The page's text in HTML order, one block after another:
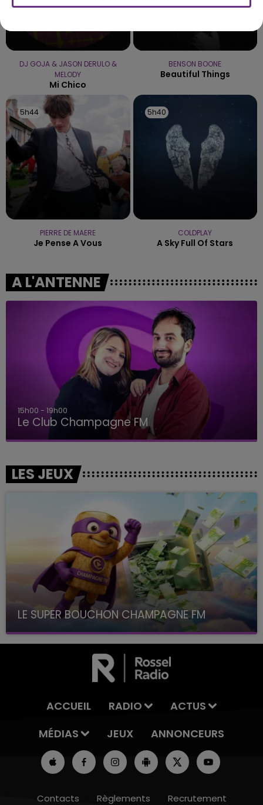
DJ GOJA & JASON DERULO &
MELODY
Mi Chico
BENSON BOONE
Beautiful Things
5h44
5h44
PIERRE DE MAERE
Je Pense A Vous
5h40
5h40
COLDPLAY
A Sky Full Of Stars
A L'ANTENNE
15h00 - 19h00
Le Club Champagne FM
LES JEUX
LE SUPER BOUCHON CHAMPAGNE FM
avec La Famille Champagne FM, à 8H10
ACCUEIL RADIO
ACTUS
MÉDIAS
JEUX ANNONCEURS
Contacts Règlements Recrutement